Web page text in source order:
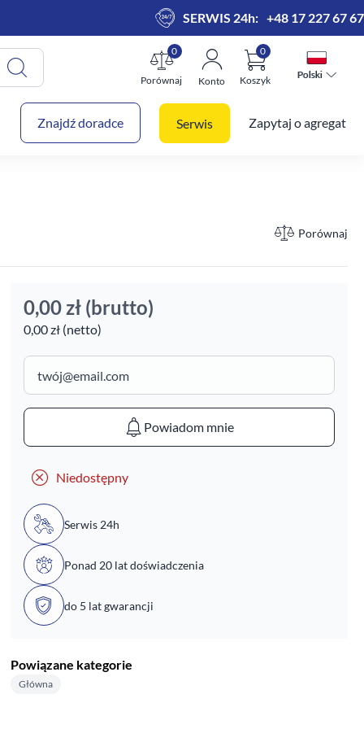
SERWIS 24h: +48 17 227 67 67
Porównaj
0
Konto Koszyk
0
Polski
Polski
Znajdź doradce Serwis Zapytaj o agregat
Porównaj
0,00 zł (brutto)
0,00 zł (netto)
Powiadom mnie
Niedostępny
Serwis 24h
Ponad 20 lat doświadczenia
do 5 lat gwarancji
Powiązane kategorie
Główna